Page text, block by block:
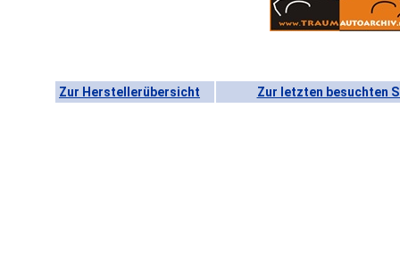
Zur Herstellerübersicht Zur letzten besuchten